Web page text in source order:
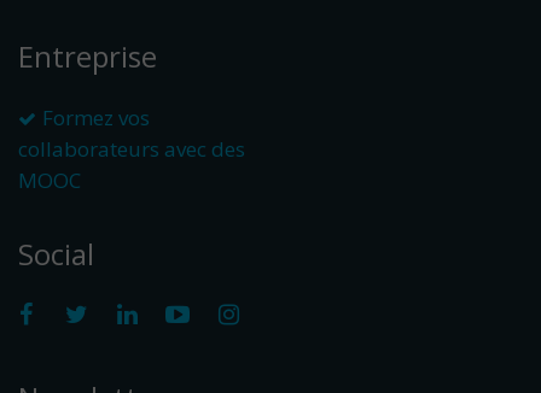
Entreprise
Formez vos
collaborateurs avec des
MOOC
Social